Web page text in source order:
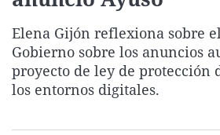
Elena Gijón reflexiona sobre
Gobierno sobre los anuncios
proyecto de ley de protección
los entornos digitales.